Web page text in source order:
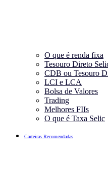
O que é renda fixa
Tesouro Direto
CDB ou Tesouro
LCI e LCA
Bolsa de Valores
Trading
Melhores FIIs
O que é Taxa Selic
Carteiras Recomendadas